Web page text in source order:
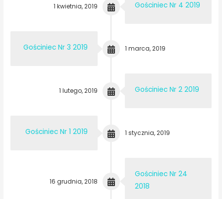
Gościniec Nr 4 2019
1 kwietnia, 2019
Gościniec Nr 3 2019 1 marca, 2019
Gościniec Nr 2 2019
1 lutego, 2019
Gościniec Nr 1 2019 1 stycznia, 2019
Gościniec Nr 24
2018
16 grudnia, 2018